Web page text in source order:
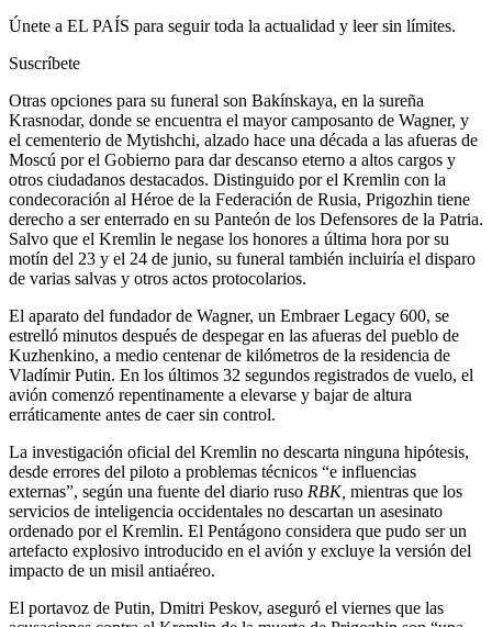
Únete a EL PAÍS para seguir toda la actualidad y leer sin límites.
Suscríbete
Otras opciones para su funeral son Bakínskaya, en la sureña
Krasnodar, donde se encuentra el mayor camposanto de Wagner, y
el cementerio de Mytishchi, alzado hace una década a las afueras de
Moscú por el Gobierno para dar descanso eterno a altos cargos y
otros ciudadanos destacados. Distinguido por el Kremlin con la
condecoración al Héroe de la Federación de Rusia, Prigozhin tiene
derecho a ser enterrado en su Panteón de los Defensores de la Patria.
Salvo que el Kremlin le negase los honores a última hora por su
motín del 23 y el 24 de junio, su funeral también incluiría el disparo
de varias salvas y otros actos protocolarios.
El aparato del fundador de Wagner, un Embraer Legacy 600, se
estrelló minutos después de despegar en las afueras del pueblo de
Kuzhenkino, a medio centenar de kilómetros de la residencia de
Vladímir Putin. En los últimos 32 segundos registrados de vuelo, el
avión comenzó repentinamente a elevarse y bajar de altura
erráticamente antes de caer sin control.
La investigación oficial del Kremlin no descarta ninguna hipótesis,
desde errores del piloto a problemas técnicos “e influencias
externas”, según una fuente del diario ruso RBK, mientras que los
servicios de inteligencia occidentales no descartan un asesinato
ordenado por el Kremlin. El Pentágono considera que pudo ser un
artefacto explosivo introducido en el avión y excluye la versión del
impacto de un misil antiaéreo.
El portavoz de Putin, Dmitri Peskov, aseguró el viernes que las